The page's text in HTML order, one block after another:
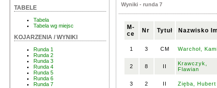
TABELE
Tabela
Tabela wg miejsc
KOJARZENIA / WYNIKI
Runda 1
Runda 2
Runda 3
Runda 4
Runda 5
Runda 6
Runda 7
Wyniki - runda 7
M-
ce
Nr Tytuł Nazwisko
1 3 CM Warchoł,
2 8 II
Krawczyk,
Flawian
3 2 II Zięba, Hubert